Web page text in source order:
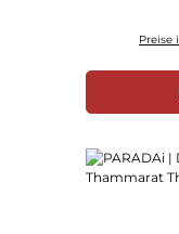
Preise